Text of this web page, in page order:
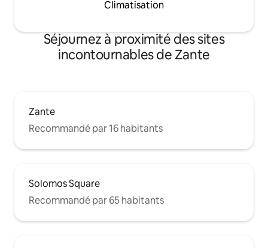
Climatisation
Séjournez à proximité des sites
incontournables de Zante
Zante
Recommandé par 16 habitants
Solomos Square
Recommandé par 65 habitants